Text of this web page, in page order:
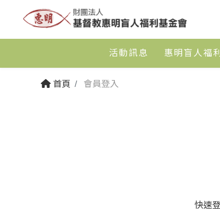
活動訊息 惠明盲人福
首頁 會員登入
快速